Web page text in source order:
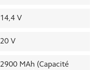
14,4 V
20 V
2900 MAh (capacité